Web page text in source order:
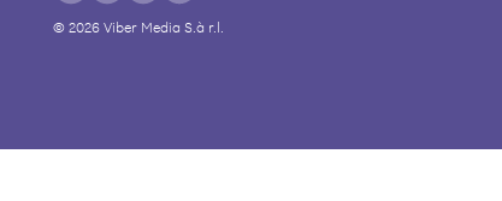
© 2026 Viber Media S.à r.l.